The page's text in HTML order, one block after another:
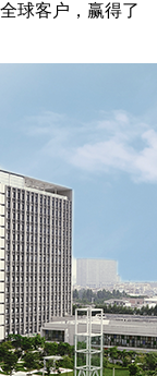
球客户，赢得了